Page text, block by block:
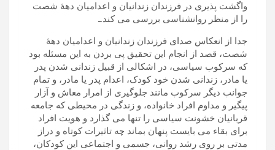
واگشت پذیری در فرزندان زندانیان و اعدامیان دهۀ شصت
را از منظر روانشناسی بررسی می کند.ـ
جدا از انعکاس صدای فرزندان زندانیان و اعدامیان دهۀ
شصت، قصد از انجام این تحقیق پی بردن به این مسئله بود
که سرکوب سیاسی، در اشکالی از قبیل زندانی شدن پدر
یا مادر، زندانی شدن خود کودک، اعدام پدر یا مادر، و تمام
جوانب دیگر سرکوب مانند جلوگیری از امرار معاش و آزار
پیگیر و مداوم افراد خانواده، و زندگی در محیطی که جامعه
قربانیان خشونت سیاسی را تنها می گذارد و هویت افراد
برای بقاء می بایست پنهان بماند چه تاثیرات کوتاه و دراز
مدتی بر روی رشد روانی، جسمی و اجتماعی این کودکان،